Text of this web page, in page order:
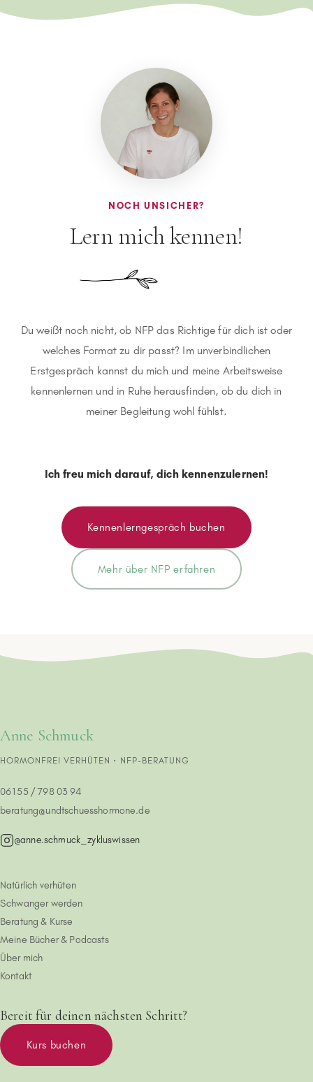
NOCH UNSICHER?
Lern mich kennen!
Du weißt noch nicht, ob NFP das Richtige für dich ist oder
welches Format zu dir passt? Im unverbindlichen
Erstgespräch kannst du mich und meine Arbeitsweise
kennenlernen und in Ruhe herausfinden, ob du dich in
meiner Begleitung wohl fühlst.
Ich freu mich darauf, dich kennenzulernen!
Kennenlerngespräch buchen
Mehr über NFP erfahren
Anne Schmuck
HORMONFREI VERHÜTEN · NFP-BERATUNG
06155 / 798 03 94
beratung@undtschuesshormone.de
@anne.schmuck_zykluswissen
Natürlich verhüten
Schwanger werden
Beratung & Kurse
Meine Bücher & Podcasts
Über mich
Kontakt
Bereit für deinen nächsten Schritt?
Kurs buchen